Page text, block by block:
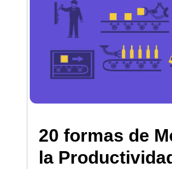
20 formas de
la